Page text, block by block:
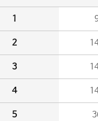
1
2
3
4
5